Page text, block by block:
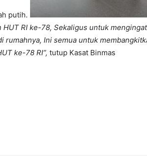
putih.
RI ke-78, Sekaligus untuk
rumahnya, Ini semua untuk
ke-78 RI”, tutup Kasat Binmas